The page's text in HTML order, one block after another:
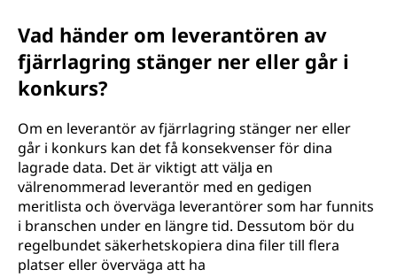
Vad händer om leverantören av
fjärrlagring stänger ner eller går i
konkurs?
Om en leverantör av fjärrlagring stänger ner eller
går i konkurs kan det få konsekvenser för dina
lagrade data. Det är viktigt att välja en
välrenommerad leverantör med en gedigen
meritlista och överväga leverantörer som har funnits
i branschen under en längre tid. Dessutom bör du
regelbundet säkerhetskopiera dina filer till flera
platser eller överväga att ha